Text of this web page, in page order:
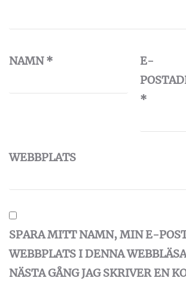
NAMN*
E-
*
WEBBPLATS
SPARA MITT NAMN, MIN E-
WEBBPLATS I DENNA
NÄSTA GÅNG JAG SKRIVER EN